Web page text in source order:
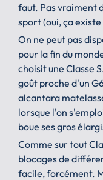
faut. Pas vraiment
sport (oui, ça
On ne peut pas
pour la fin du
choisit une Classe
goût proche d'un
alcantara
lorsque l'on
boue ses gros
Comme sur tout
blocages de
facile, forcément.